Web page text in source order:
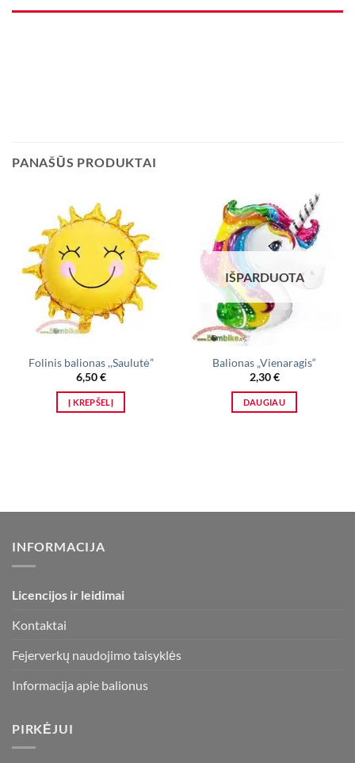
PANAŠŪS PRODUKTAI
Folinis balionas ,,Saulutė”
6,50€
Į KREPŠELĮ
IŠPARDUOTA
Balionas „Vienaragis“
2,30€
DAUGIAU
INFORMACIJA
Licencijos ir leidimai
Kontaktai
Fejerverkų naudojimo taisyklės
Informacija apie balionus
PIRKĖJUI